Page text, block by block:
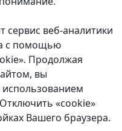
сервис веб-аналитики
с помощью
Продолжая
вы
использованием
«cookie»
Вашего браузера.